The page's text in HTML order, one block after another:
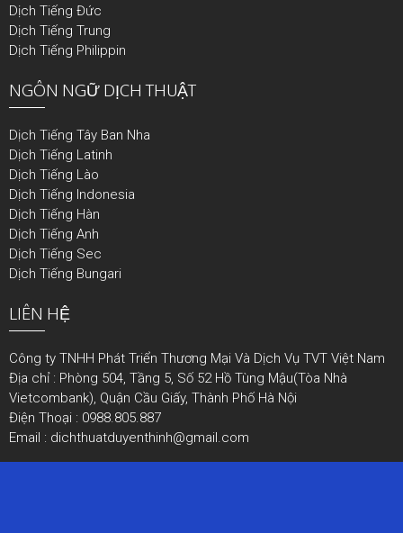
Dịch Tiếng Đức
Dịch Tiếng Trung
Dịch Tiếng Philippin
NGÔN NGỮ DỊCH THUẬT
Dịch Tiếng Tây Ban Nha
Dịch Tiếng Latinh
Dịch Tiếng Lào
Dịch Tiếng Indonesia
Dịch Tiếng Hàn
Dịch Tiếng Anh
Dịch Tiếng Sec
Dịch Tiếng Bungari
LIÊN HỆ
Công ty TNHH Phát Triển Thương Mại Và Dịch Vụ TVT Việt Nam
Địa chỉ : Phòng 504, Tầng 5, Số 52 Hồ Tùng Mậu(Tòa Nhà
Vietcombank), Quận Cầu Giấy, Thành Phố Hà Nội
Điện Thoại : 0988.805.887
Email : dichthuatduyenthinh@gmail.com